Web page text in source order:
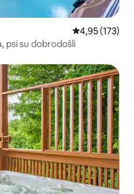
Prosječna
4,95 (173)
psi su dobrodošli
„Odabrali gosti”